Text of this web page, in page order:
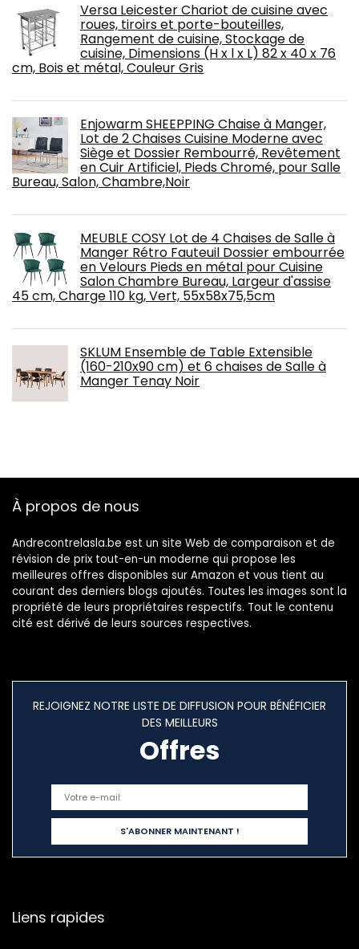
Versa Leicester Chariot de cuisine avec
roues, tiroirs et porte-bouteilles,
Rangement de cuisine, Stockage de
cuisine, Dimensions (H x l x L) 82 x 40 x 76
cm, Bois et métal, Couleur Gris
Enjowarm SHEEPPING Chaise à Manger,
Lot de 2 Chaises Cuisine Moderne avec
Siège et Dossier Rembourré, Revêtement
en Cuir Artificiel, Pieds Chromé, pour Salle
Bureau, Salon, Chambre,Noir
MEUBLE COSY Lot de 4 Chaises de Salle à
Manger Rétro Fauteuil Dossier embourrée
en Velours Pieds en métal pour Cuisine
Salon Chambre Bureau, Largeur d'assise
45 cm, Charge 110 kg, Vert, 55x58x75,5cm
SKLUM Ensemble de Table Extensible
(160-210x90 cm) et 6 chaises de Salle à
Manger Tenay Noir
À propos de nous
Andrecontrelasla.be est un site Web de comparaison et de
révision de prix tout-en-un moderne qui propose les
meilleures offres disponibles sur Amazon et vous tient au
courant des derniers blogs ajoutés. Toutes les images sont la
propriété de leurs propriétaires respectifs. Tout le contenu
cité est dérivé de leurs sources respectives.
REJOIGNEZ NOTRE LISTE DE DIFFUSION POUR BÉNÉFICIER
DES MEILLEURS
Offres
Liens rapides